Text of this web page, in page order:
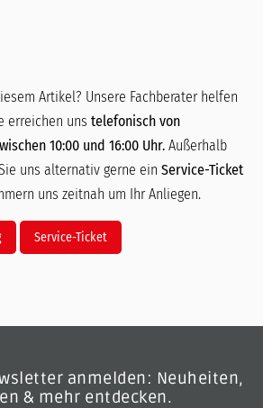
Artikel? Unsere Fachberater helfen
erreichen uns telefonisch von
10:00 und 16:00 Uhr. Außerhalb
uns alternativ gerne ein Service-Ticket
uns zeitnah um Ihr Anliegen.
Service-Ticket
anmelden: Neuheiten,
& mehr entdecken.